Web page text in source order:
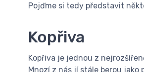
Pojďme si tedy představit
Kopřiva
Kopřiva je jednou z
Mnozí z nás jí stále berou jako